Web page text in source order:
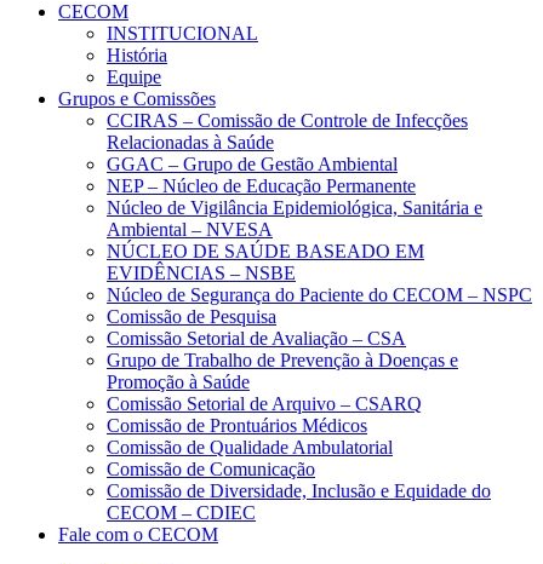
CECOM
INSTITUCIONAL
História
Equipe
Grupos e Comissões
CCIRAS – Comissão de Controle de Infecções
Relacionadas à Saúde
GGAC – Grupo de Gestão Ambiental
NEP – Núcleo de Educação Permanente
Núcleo de Vigilância Epidemiológica, Sanitária e
Ambiental – NVESA
NÚCLEO DE SAÚDE BASEADO EM
EVIDÊNCIAS – NSBE
Núcleo de Segurança do Paciente do CECOM – NSPC
Comissão de Pesquisa
Comissão Setorial de Avaliação – CSA
Grupo de Trabalho de Prevenção à Doenças e
Promoção à Saúde
Comissão Setorial de Arquivo – CSARQ
Comissão de Prontuários Médicos
Comissão de Qualidade Ambulatorial
Comissão de Comunicação
Comissão de Diversidade, Inclusão e Equidade do
CECOM – CDIEC
Fale com o CECOM